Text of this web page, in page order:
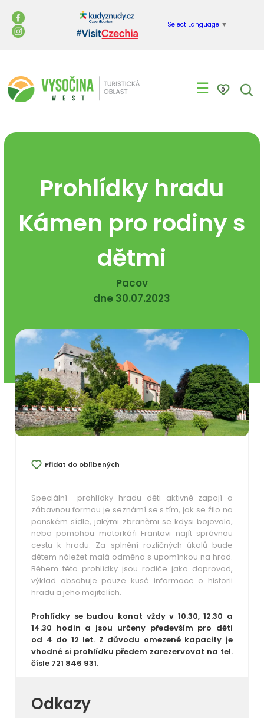
Select Language ▼
☰ 0
Prohlídky hradu
Kámen pro rodiny s
dětmi
Pacov
dne 30.07.2023
Přidat do oblíbených
Speciální prohlídky hradu děti aktivně zapojí a
zábavnou formou je seznámí se s tím, jak se žilo na
panském sídle, jakými zbraněmi se kdysi bojovalo,
nebo pomohou motorkáři Frantovi najít správnou
cestu k hradu. Za splnění rozličných úkolů bude
dětem náležet malá odměna s upomínkou na hrad.
Během této prohlídky jsou rodiče jako doprovod,
výklad obsahuje pouze kusé informace o historii
hradu a jeho majitelích.
Prohlídky se budou konat vždy v 10.30, 12.30 a
14.30 hodin a jsou určeny především pro děti
od 4 do 12 let. Z důvodu omezené kapacity je
vhodné si prohlídku předem zarezervovat na tel.
čísle 721 846 931.
Odkazy